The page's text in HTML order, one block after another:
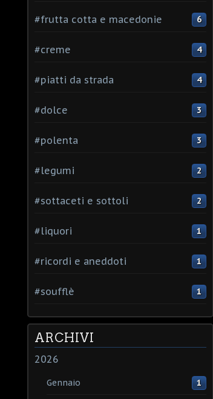
#frutta cotta e macedonie 6
#creme 4
#piatti da strada 4
#dolce 3
#polenta 3
#legumi 2
#sottaceti e sottoli 2
#liquori 1
#ricordi e aneddoti 1
#soufflè 1
ARCHIVI
2026
Gennaio 1